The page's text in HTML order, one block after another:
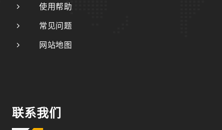
使用帮助
常见问题
网站地图
联系我们